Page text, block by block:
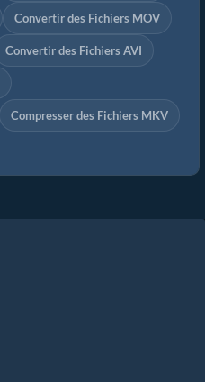
Convertir des Fichiers MOV
Convertir des Fichiers AVI
Compresser des Fichiers MKV